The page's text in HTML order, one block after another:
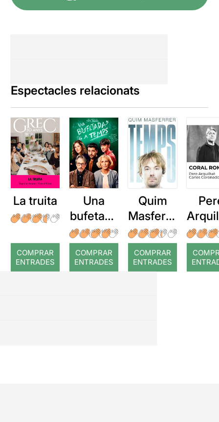
Espectacles relacionats
La truita
COMPRAR
ENTRADES
Una
bufetada
a temps
COMPRAR
ENTRADES
Quim
Masferre
r: Temps
COMPRAR
ENTRADES
: